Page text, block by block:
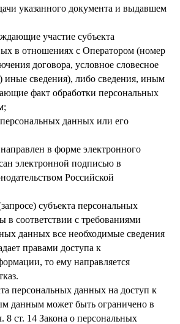
указанного документа и выдавшем
участие субъекта
в отношениях с Оператором (номер
договора, условное словесное
иные сведения), либо сведения, иным
факт обработки персональных
данных или его
в форме электронного
электронной подписью в
Российской
субъекта персональных
в соответствии с требованиями
данных все необходимые сведения
правами доступа к
то ему направляется
персональных данных на доступ к
данным может быть ограничено в
8 ст. 14 Закона о персональных